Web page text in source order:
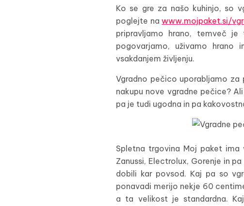
Ko se gre za našo kuhinjo, so
poglejte nawww.mojpaket.si/
pripravljamo hrano, temveč
pogovarjamo, uživamo hrano
vsakdanjem življenju.
Vgradno pečico uporabljamo za
nakupu nove vgradne pečice?
pa je tudi ugodna in pa
Spletna trgovina Moj paket
Zanussi, Electrolux, Gorenje in
dobili kar povsod. Kaj pa so
ponavadi merijo nekje 60
a ta velikost je standardna.